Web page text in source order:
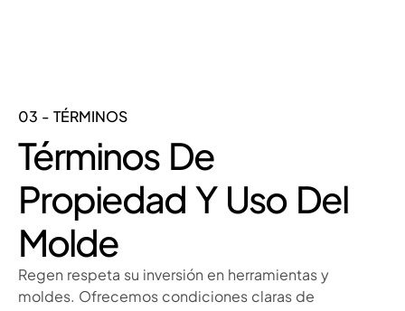
03 - TÉRMINOS
Términos De
Propiedad Y Uso Del
Molde
Regen respeta su inversión en herramientas y
moldes. Ofrecemos condiciones claras de